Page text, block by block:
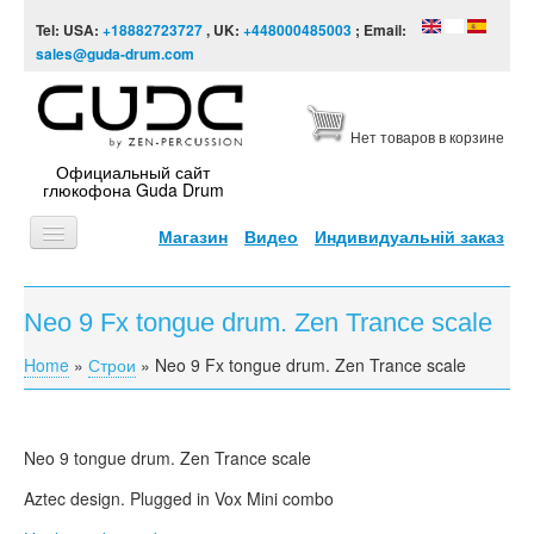
Tel: USA: +18882723727, UK: +448000485003 ; Email:
sales@guda-drum.com
Официальный сайт
глюкофона Guda Drum
Нет товаров в корзине
Магазин Видео Индивидуальній заказ
ГЛАВНАЯ
ТИПЫ
ДИЗАЙНЫ
ЗВУКОРЯД
ИНФОРМАЦИЯ
Neo 9 Fx tongue drum. Zen Trance scale
You are here
Home » Строи » Neo 9 Fx tongue drum. Zen Trance scale
Neo 9 tongue drum. Zen Trance scale
Aztec design. Plugged in Vox Mini combo